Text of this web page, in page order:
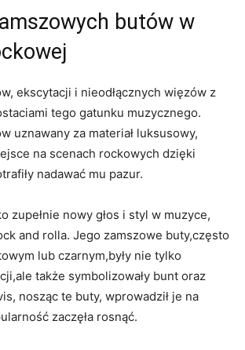
butów w
ekscytacji i nieodłącznych więzów z
tego gatunku muzycznego.
uznawany za materiał luksusowy,
na scenach rockowych dzięki
nadawać mu pazur.
zupełnie nowy głos i styl w muzyce,
and rolla. Jego zamszowe buty,często
lub czarnym,były nie tylko
także symbolizowały bunt oraz
nosząc te buty, wprowadził je na
zaczęła rosnąć.